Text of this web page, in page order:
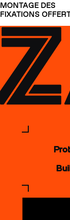
MONTAGE DES
FIXATIONS